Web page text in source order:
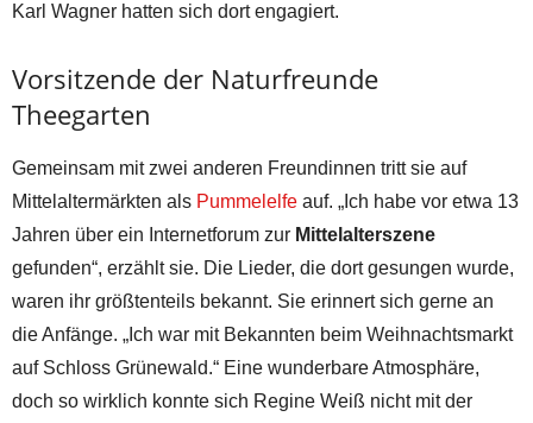
Karl Wagner hatten sich dort engagiert.
Vorsitzende der Naturfreunde
Theegarten
Gemeinsam mit zwei anderen Freundinnen tritt sie auf
Mittelaltermärkten als Pummelelfe auf. „Ich habe vor etwa 13
Jahren über ein Internetforum zur Mittelalterszene
gefunden“, erzählt sie. Die Lieder, die dort gesungen wurde,
waren ihr größtenteils bekannt. Sie erinnert sich gerne an
die Anfänge. „Ich war mit Bekannten beim Weihnachtsmarkt
auf Schloss Grünewald.“ Eine wunderbare Atmosphäre,
doch so wirklich konnte sich Regine Weiß nicht mit der